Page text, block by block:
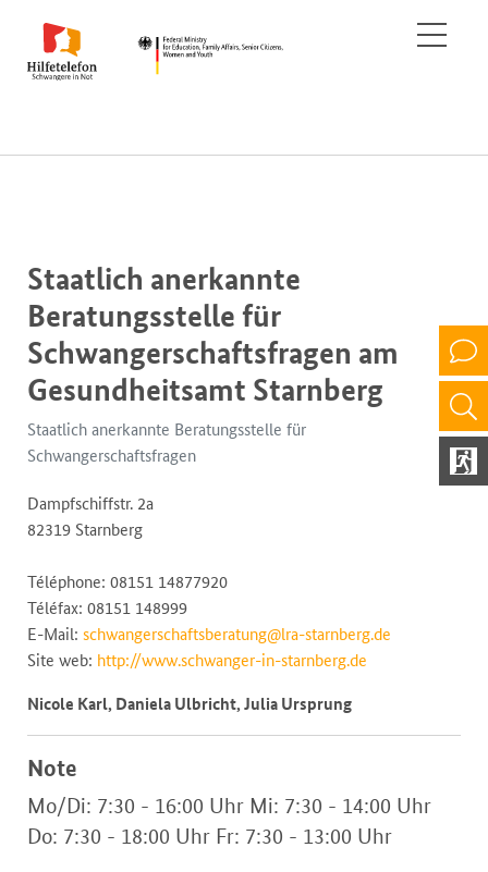
Staatlich anerkannte
Beratungsstelle für
Schwangerschaftsfragen am
Gesundheitsamt Starnberg
Staatlich anerkannte Beratungsstelle für
Schwangerschaftsfragen
Dampfschiffstr. 2a
82319 Starnberg
Téléphone: 08151 14877920
Téléfax: 08151 148999
E-Mail: schwangerschaftsberatung@lra-starnberg.de
Site web: http://www.schwanger-in-starnberg.de
Nicole Karl, Daniela Ulbricht, Julia Ursprung
Note
Mo/Di: 7:30 - 16:00 Uhr Mi: 7:30 - 14:00 Uhr
Do: 7:30 - 18:00 Uhr Fr: 7:30 - 13:00 Uhr